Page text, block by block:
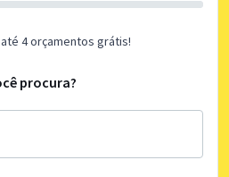
4 orçamentos grátis!
procura?